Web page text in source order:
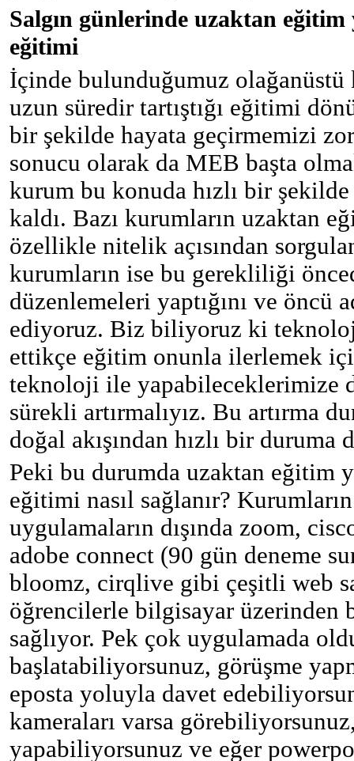
Salgın günlerinde uzaktan
eğitimi
İçinde bulunduğumuz
uzun süredir tartıştığı eğitimi
bir şekilde hayata geçirmemizi
sonucu olarak da MEB başta
kurum bu konuda hızlı bir
kaldı. Bazı kurumların uzaktan
özellikle nitelik açısından
kurumların ise bu gerekliliği
düzenlemeleri yaptığını ve öncü
ediyoruz. Biz biliyoruz ki
ettikçe eğitim onunla ilerlemek
teknoloji ile yapabileceklerimize
sürekli artırmalıyız. Bu artırma
doğal akışından hızlı bir duruma
Peki bu durumda uzaktan eğitim
eğitimi nasıl sağlanır?
uygulamaların dışında zoom,
adobe connect (90 gün deneme
bloomz, cirqlive gibi çeşitli web
öğrencilerle bilgisayar üzerinden
sağlıyor. Pek çok uygulamada
başlatabiliyorsunuz, görüşme
eposta yoluyla davet
kameraları varsa
yapabiliyorsunuz ve eğer